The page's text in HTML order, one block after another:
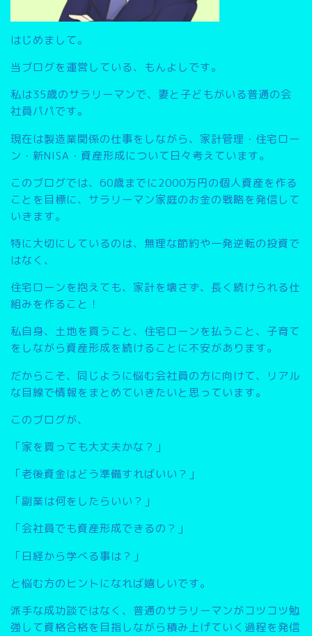
はじめまして。
当ブログを運営している、もんよしです。
私は35歳のサラリーマンで、妻と子どもがいる普通の会
社員パパです。
現在は製造業関係の仕事をしながら、家計管理・住宅ロー
ン・新NISA・資産形成について日々考えています。
このブログでは、 60歳までに2000万円の個人資産を作る
こと を目標に、サラリーマン家庭のお金の戦略を発信して
いきます。
特に大切にしているのは、無理な節約や一発逆転の投資で
はなく、
住宅ローンを抱えても、家計を壊さず、長く続けられる仕
組みを作ること ！
私自身、土地を買うこと、住宅ローンを払うこと、子育て
をしながら資産形成を続けることに不安があります。
だからこそ、同じように悩む会社員の方に向けて、リアル
な目線で情報をまとめていきたいと思っています。
このブログが、
「家を買っても大丈夫かな？」
「老後資金はどう準備すればいい？」
「副業は何をしたらいい？」
「会社員でも資産形成できるの？」
「日経から学べる事は？」
と悩む方のヒントになれば嬉しいです。
派手な成功談ではなく、普通のサラリーマンがコツコツ勉
強して資格合格を目指しながら積み上げていく過程を発信